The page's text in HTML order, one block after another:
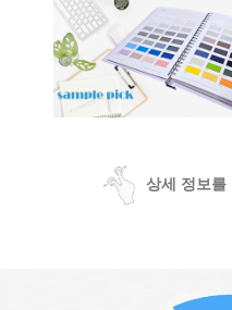
상세 정보를